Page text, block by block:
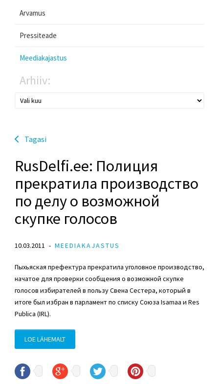
Arvamus
Pressiteade
Meediakajastus
Arhiiv:
Tagasi
RusDelfi.ee: Полиция
прекратила производство
по делу о возможной
скупке голосов
10.03.2011 MEEDIAKAJASTUS
Пыхьяская префектура прекратила уголовное производство,
начатое для проверки сообщения о возможной скупке
голосов избирателей в пользу Свена Сестера, который в
итоге был избран в парламент по списку Союза Isamaa и Res
Publica (IRL).
LOE LÄHEMALT